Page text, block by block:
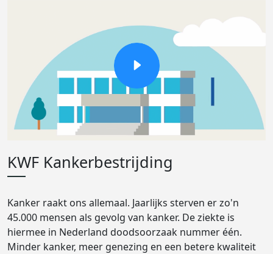
KWF Kankerbestrijding
Kanker raakt ons allemaal. Jaarlijks sterven er zo'n
45.000 mensen als gevolg van kanker. De ziekte is
hiermee in Nederland doodsoorzaak nummer één.
Minder kanker, meer genezing en een betere kwaliteit